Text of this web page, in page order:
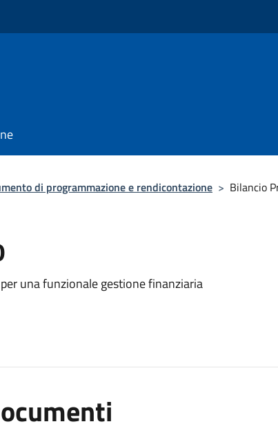
di programmazione e rendicontazione > Bilancio
una funzionale gestione finanziaria